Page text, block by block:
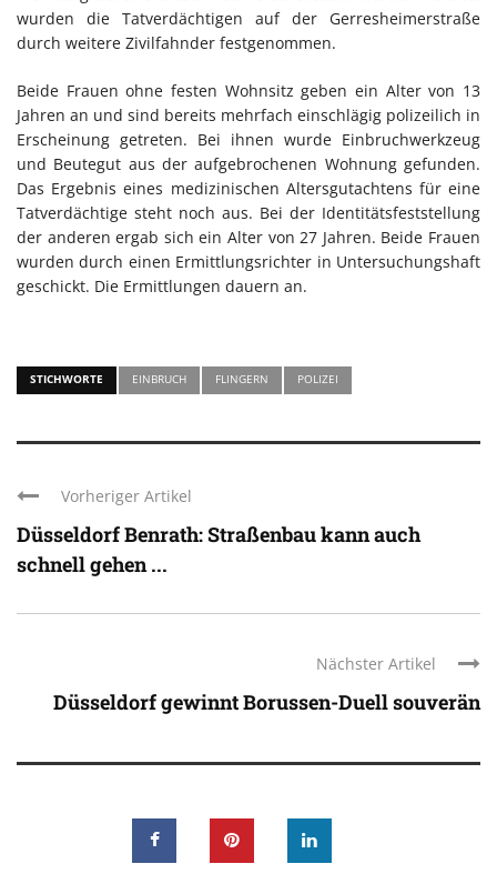
wurden die Tatverdächtigen auf der Gerresheimerstraße
durch weitere Zivilfahnder festgenommen.
Beide Frauen ohne festen Wohnsitz geben ein Alter von 13
Jahren an und sind bereits mehrfach einschlägig polizeilich in
Erscheinung getreten. Bei ihnen wurde Einbruchwerkzeug
und Beutegut aus der aufgebrochenen Wohnung gefunden.
Das Ergebnis eines medizinischen Altersgutachtens für eine
Tatverdächtige steht noch aus. Bei der Identitätsfeststellung
der anderen ergab sich ein Alter von 27 Jahren. Beide Frauen
wurden durch einen Ermittlungsrichter in Untersuchungshaft
geschickt. Die Ermittlungen dauern an.
STICHWORTE EINBRUCH FLINGERN POLIZEI
Vorheriger Artikel
Düsseldorf Benrath: Straßenbau kann auch
schnell gehen ...
Nächster Artikel
Düsseldorf gewinnt Borussen-Duell souverän